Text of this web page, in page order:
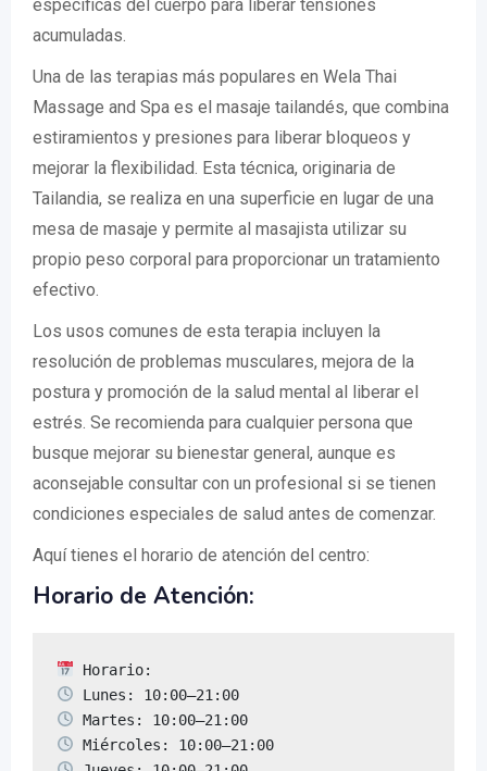
específicas del cuerpo para liberar tensiones
acumuladas.
Una de las terapias más populares en Wela Thai
Massage and Spa es el masaje tailandés, que combina
estiramientos y presiones para liberar bloqueos y
mejorar la flexibilidad. Esta técnica, originaria de
Tailandia, se realiza en una superficie en lugar de una
mesa de masaje y permite al masajista utilizar su
propio peso corporal para proporcionar un tratamiento
efectivo.
Los usos comunes de esta terapia incluyen la
resolución de problemas musculares, mejora de la
postura y promoción de la salud mental al liberar el
estrés. Se recomienda para cualquier persona que
busque mejorar su bienestar general, aunque es
aconsejable consultar con un profesional si se tienen
condiciones especiales de salud antes de comenzar.
Aquí tienes el horario de atención del centro:
Horario de Atención: